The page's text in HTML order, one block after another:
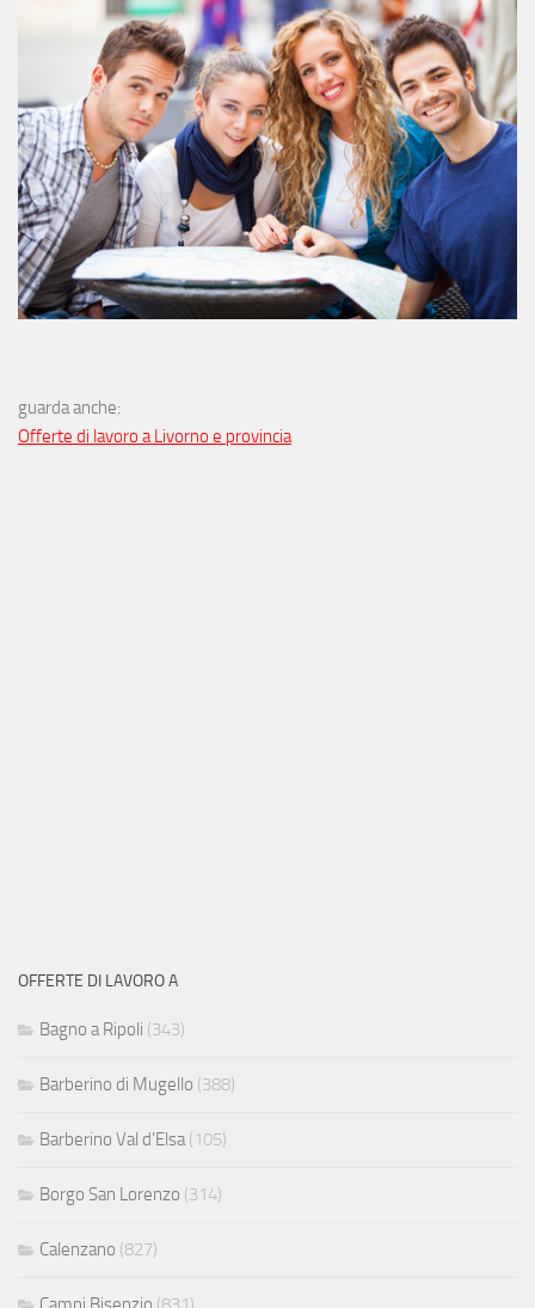
guarda anche:
Offerte di lavoro a Livorno e provincia
OFFERTE DI LAVORO A
Bagno a Ripoli (343)
Barberino di Mugello (388)
Barberino Val d'Elsa(105)
Borgo San Lorenzo (314)
Calenzano (827)